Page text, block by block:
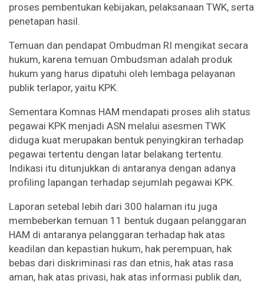
proses pembentukan kebijakan, pelaksanaan TWK, serta
penetapan hasil.
Temuan dan pendapat Ombudman RI mengikat secara
hukum, karena temuan Ombudsman adalah produk
hukum yang harus dipatuhi oleh lembaga pelayanan
publik terlapor, yaitu KPK.
Sementara Komnas HAM mendapati proses alih status
pegawai KPK menjadi ASN melalui asesmen TWK
diduga kuat merupakan bentuk penyingkiran terhadap
pegawai tertentu dengan latar belakang tertentu.
Indikasi itu ditunjukkan di antaranya dengan adanya
profiling lapangan terhadap sejumlah pegawai KPK.
Laporan setebal lebih dari 300 halaman itu juga
membeberkan temuan 11 bentuk dugaan pelanggaran
HAM di antaranya pelanggaran terhadap hak atas
keadilan dan kepastian hukum, hak perempuan, hak
bebas dari diskriminasi ras dan etnis, hak atas rasa
aman, hak atas privasi, hak atas informasi publik dan,